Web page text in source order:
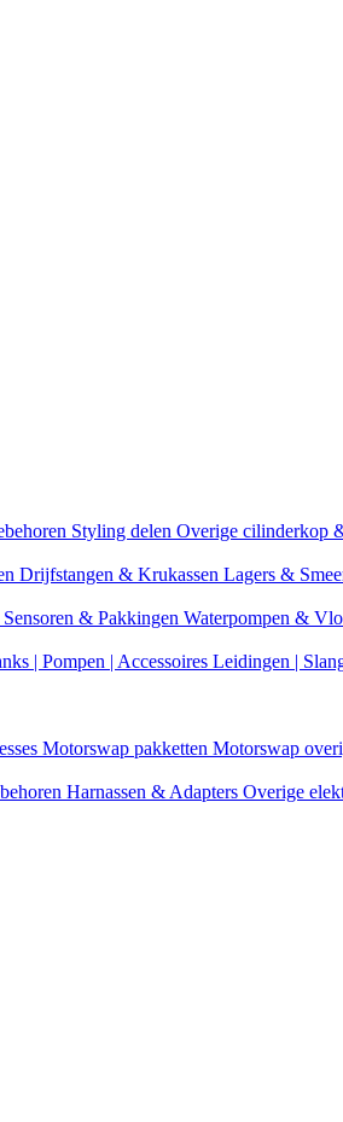
Styling delen Overige cilinderkop
Drijfstangen & Krukassen Lagers &
Sensoren & Pakkingen Waterpompen &
| Pompen | Accessoires Leidingen |
Motorswap pakketten Motorswap
Harnassen & Adapters Overige